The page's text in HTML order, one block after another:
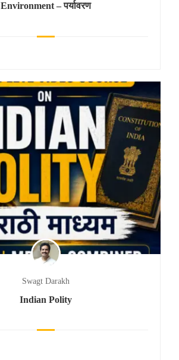
Environment – पर्यावरण
Swagt Darakh
Indian Polity